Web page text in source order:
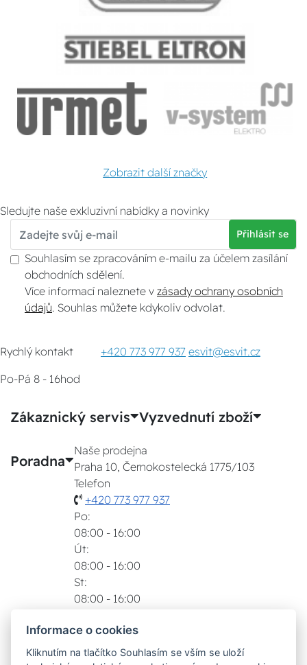
Zobrazit další značky
Sledujte naše exkluzivní nabídky a novinky
Přihlásit se
Souhlasím se zpracováním e-mailu za účelem zasílání
obchodních sdělení.
Více informací naleznete v zásady ochrany osobních
údajů . Souhlas můžete kdykoliv odvolat.
Rychlý kontakt +420 773 977 937 esvit@esvit.cz
Po-Pá 8 - 16hod
Zákaznický servis Vyzvednutí zboží
Poradna
Naše prodejna
Praha 10, Černokostelecká 1775/103
Telefon
+420 773 977 937
Po:
08:00 - 16:00
Út:
08:00 - 16:00
St:
08:00 - 16:00
08:00 - 16:00
Pá:
Informace o cookies
Kliknutím na tlačítko Souhlasím se vším se uloží